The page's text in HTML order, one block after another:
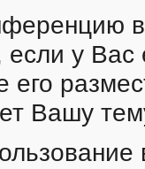
в
если у
Вашу